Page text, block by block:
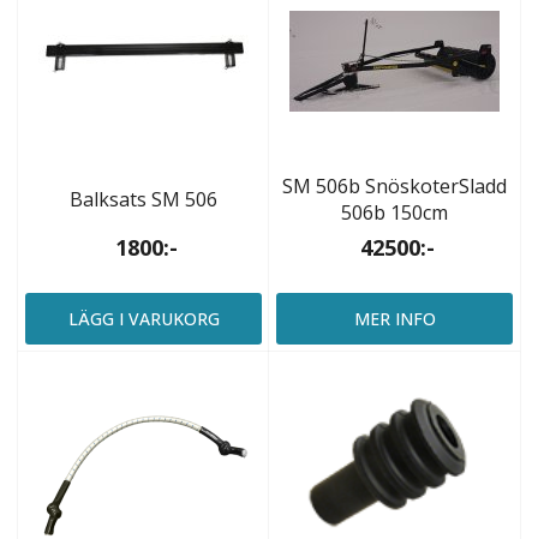
Balksats SM 506
1800:-
LÄGG I VARUKORG
SM 506b SnöskoterSladd
506b 150cm
42500:-
MER INFO